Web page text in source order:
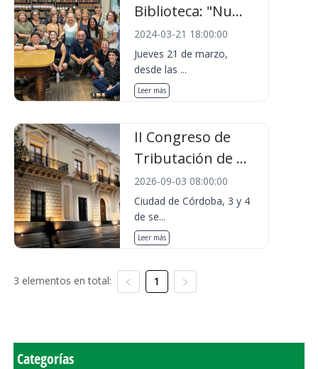
Biblioteca: "Nu...
2024-03-21 18:00:00
Jueves 21 de marzo,
desde las ...
Leer más
II Congreso de
Tributación de ...
2026-09-03 08:00:00
Ciudad de Córdoba, 3 y 4
de se...
Leer más
3 elementos en total: 1
Categorías